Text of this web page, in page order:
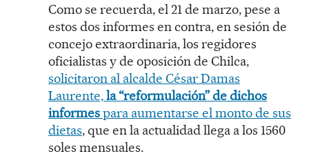
Como se recuerda, el 21 de marzo, pese a
estos dos informes en contra, en sesión de
concejo extraordinaria, los regidores
oficialistas y de oposición de Chilca,
solicitaron al alcalde César Damas
Laurente,la “reformulación” de dichos
informespara aumentarse el monto de sus
dietas, que en la actualidad llega a los 1560
soles mensuales.